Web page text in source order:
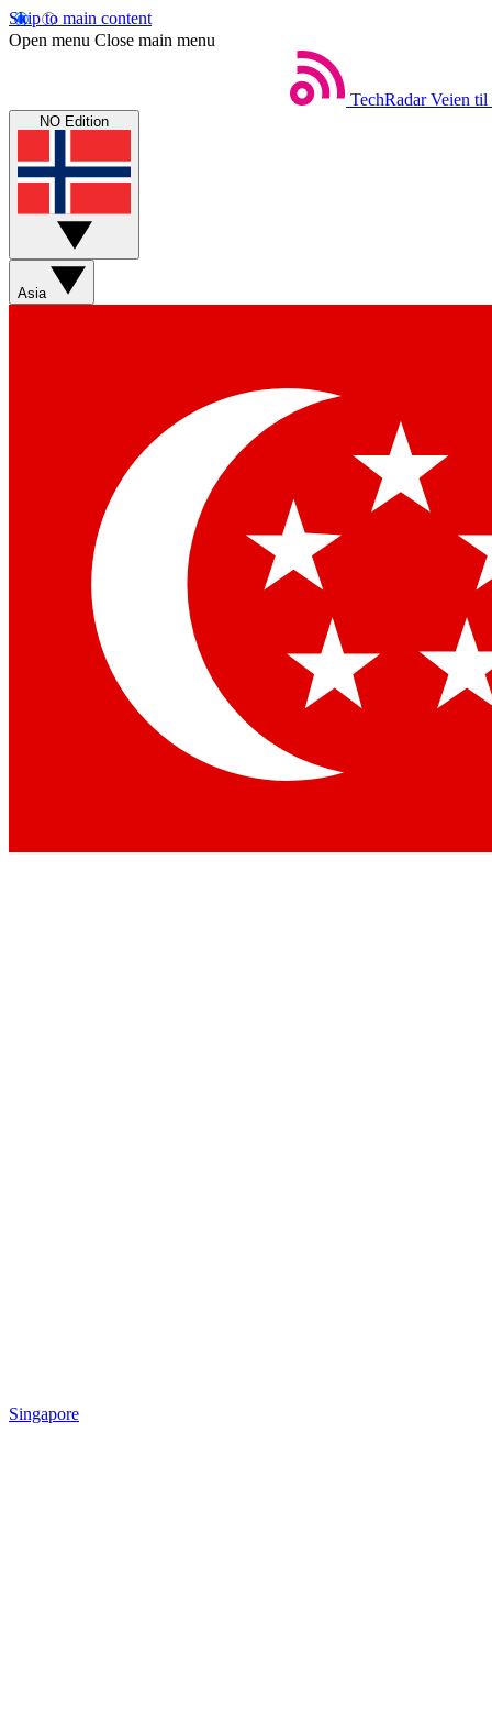
Skip to main content
Open menu Close main menu
TechRadar Veien til
NO Edition
Asia
Singapore